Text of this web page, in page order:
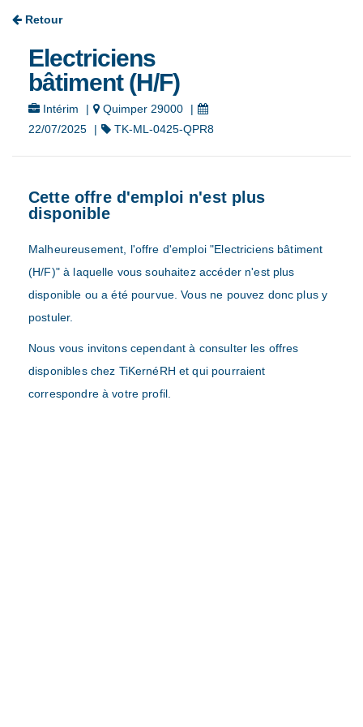
Retour
Electriciens
bâtiment (H/F)
Intérim | Quimper 29000
|
22/07/2025
| TK-ML-0425-QPR8
Cette offre d'emploi n'est plus
disponible
Malheureusement, l'offre d'emploi "Electriciens bâtiment
(H/F)" à laquelle vous souhaitez accéder n'est plus
disponible ou a été pourvue. Vous ne pouvez donc plus y
postuler.
Nous vous invitons cependant à consulter les offres
disponibles chez TiKernéRH et qui pourraient
correspondre à votre profil.